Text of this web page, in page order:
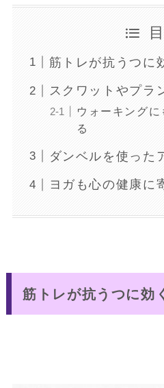
筋トレが抗うつに
スクワットやプラ
ウォーキング
る
ダンベルを使った
ヨガも心の健康に
筋トレが抗うつに効